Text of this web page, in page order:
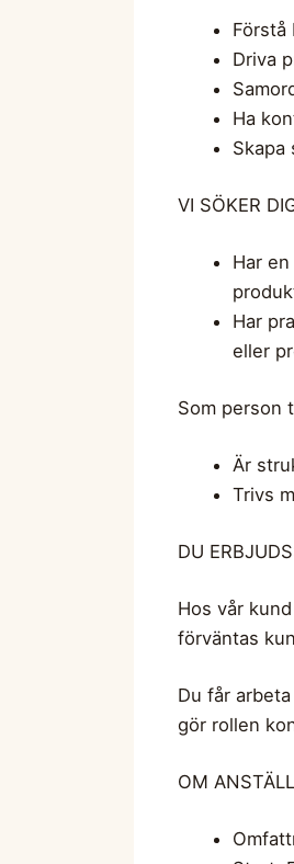
Driva
Ha
Skapa
VI SÖKER
Har
Har
eller
Som person
Är
Trivs
DU
Hos vår
förväntas
Du får
gör rollen
OM